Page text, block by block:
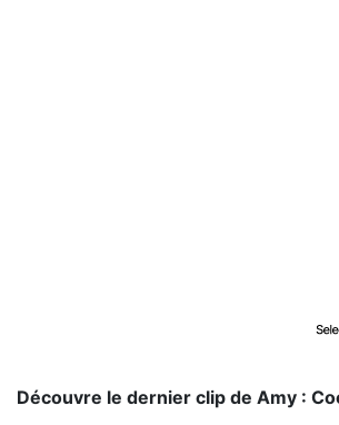
Découvre le dernier clip de Amy :